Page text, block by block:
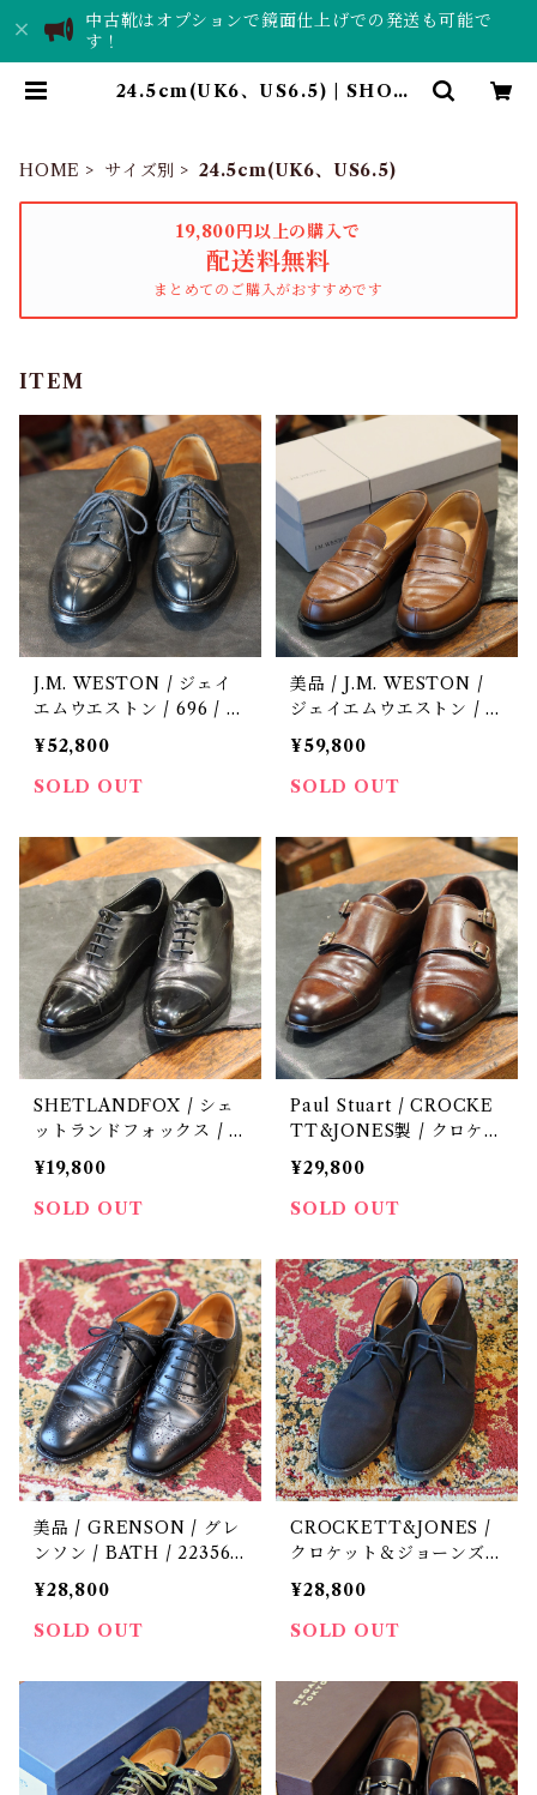
中古靴はオプションで鏡面仕上げでの発送も可能で
す！
24.5cm(UK6、US6.5) | SHOES
HOME
サイズ別 24.5cm(UK6、US6.5)
19,800円以上の購入で
配送料無料
まとめてのご購入がおすすめです
ITEM
J.M. WESTON / ジェイ
エムウエストン / 696 / ロ
ジェ / ロシアンカーフ /
中古 / 革靴 / ５ D
¥52,800
SOLD OUT
美品 / J.M. WESTON /
ジェイエムウエストン / 1
80 / ローファー / 中古 /
革靴 / ５ D
¥59,800
SOLD OUT
SHETLANDFOX / シェ
ットランドフォックス / 0
55FSF / ボートン / 中古 /
革靴 / 6 1/2 (US)
¥19,800
SOLD OUT
Paul Stuart / CROCKE
TT&JONES製 / クロケッ
ト＆ジョーンズ / REPTO
¥29,800
SOLD OUT
美品 / GRENSON / グレ
ンソン / BATH / 22356 /
定価9.9万円 / 革靴 / 中古
/ 6 F
¥28,800
SOLD OUT
CROCKETT&JONES /
クロケット＆ジョーンズ /
EVESHAM / BARNEYS
NEWYORK別注 / 中古 /
革靴 / 6 E
¥28,800
SOLD OUT